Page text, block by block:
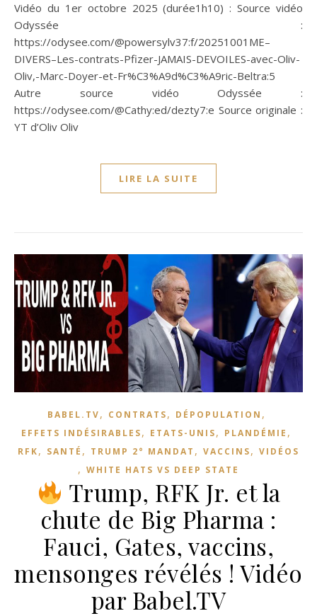
Vidéo du 1er octobre 2025 (durée1h10) : Source vidéo
Odyssée :
https://odysee.com/@powersylv37:f/20251001ME–
DIVERS–Les-contrats-Pfizer-JAMAIS-DEVOILES-avec-Oliv-
Oliv,-Marc-Doyer-et-Fr%C3%A9d%C3%A9ric-Beltra:5
Autre source vidéo Odyssée :
https://odysee.com/@Cathy:ed/dezty7:e Source originale :
YT d’Oliv Oliv
LIRE LA SUITE
BABEL.TV, CONTRATS, DÉPOPULATION ,
EFFETS INDÉSIRABLES, ETATS-UNIS, PLANDÉMIE ,
RFK, SANTÉ , TRUMP 2° MANDAT , VACCINS, VIDÉOS
, WHITE HATS VS DEEP STATE
Trump, RFK Jr. et la
chute de Big Pharma :
Fauci, Gates, vaccins,
mensonges révélés ! Vidéo
par Babel.TV